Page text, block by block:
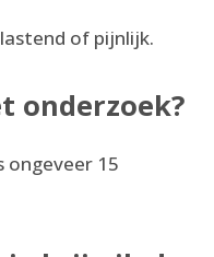
of pijnlijk.
onderzoek?
ongeveer 15